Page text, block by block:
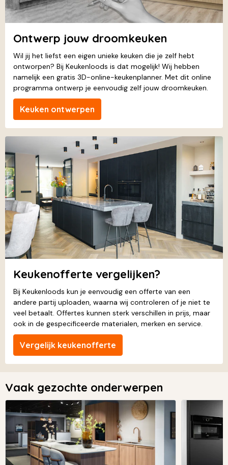
Ontwerp jouw droomkeuken
Wil jij het liefst een eigen unieke keuken die je zelf hebt
ontworpen? Bij Keukenloods is dat mogelijk! Wij hebben
namelijk een gratis 3D-online-keukenplanner. Met dit online
programma ontwerp je eenvoudig zelf jouw droomkeuken.
Keuken ontwerpen
Keukenofferte vergelijken?
Bij Keukenloods kun je eenvoudig een offerte van een
andere partij uploaden, waarna wij controleren of je niet te
veel betaalt. Offertes kunnen sterk verschillen in prijs, maar
ook in de gespecificeerde materialen, merken en service.
Vergelijk keukenofferte
Vaak gezochte onderwerpen